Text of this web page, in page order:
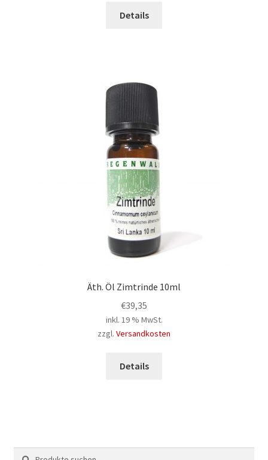
Details
Äth. Öl Zimtrinde 10ml
€39,35
inkl. 19 % MwSt.
zzgl. Versandkosten
Details
Suche
Suchen